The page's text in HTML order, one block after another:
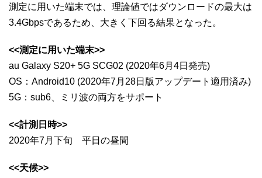
測定に用いた端末では、理論値ではダウンロードの最大は
3.4Gbpsであるため、大きく下回る結果となった。
<<測定に用いた端末>>
au Galaxy S20+ 5G SCG02 (2020年6月4日発売)
OS：Android10 (2020年7月28日版アップデート適用済み)
5G：sub6、ミリ波の両方をサポート
<<計測日時>>
2020年7月下旬 平日の昼間
<<天候>>